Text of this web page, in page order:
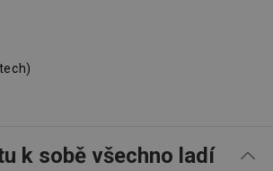
k sobě všechno ladí